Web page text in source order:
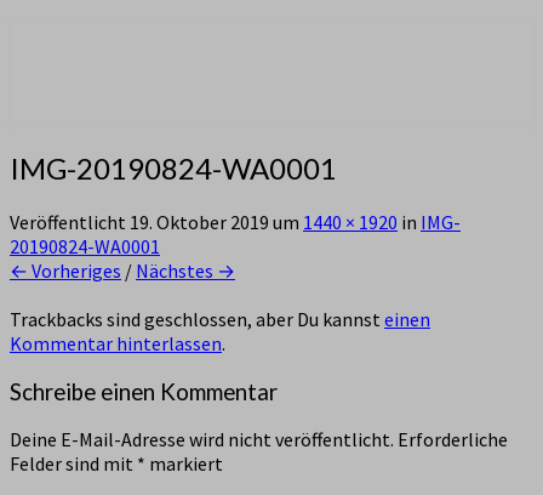
IMG-20190824-WA0001
Veröffentlicht 19. Oktober 2019 um 1440 × 1920 in IMG-
20190824-WA0001
← Vorheriges / Nächstes →
Trackbacks sind geschlossen, aber Du kannst einen
Kommentar hinterlassen.
Schreibe einen Kommentar
Deine E-Mail-Adresse wird nicht veröffentlicht. Erforderliche
Felder sind mit * markiert